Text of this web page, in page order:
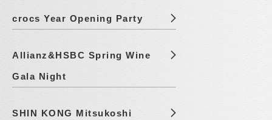
crocs Year Opening Party
Allianz&HSBC Spring Wine
Gala Night
SHIN KONG Mitsukoshi